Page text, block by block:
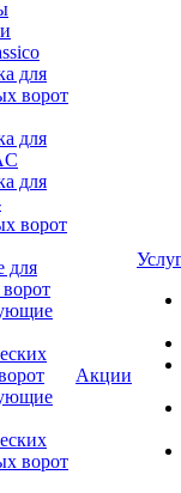
для
ворот
для
для
ворот
для
ворот
Акции